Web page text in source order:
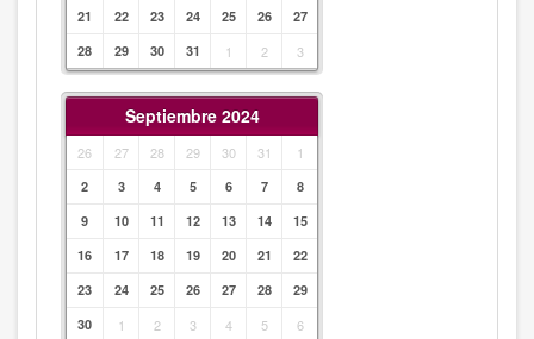
21
22 23 24 25 26
27
28
29 30 31 1 2 3
Septiembre 2024
26 27 28 29 30 31 1
2 3 4 5 6 7
8
9
10 11 12 13 14
15
16
17 18 19 20 21
22
23
24 25 26 27 28
29
30
1 2 3 4 5 6